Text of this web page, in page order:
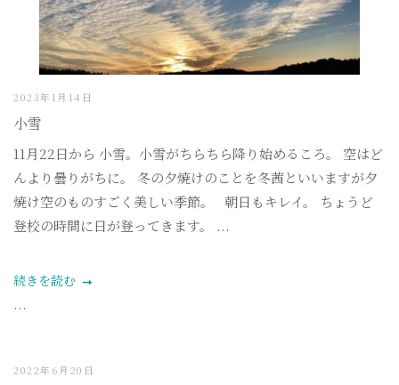
2023年1月14日
小雪
11月22日から 小雪。小雪がちらちら降り始めるころ。 空はど
んより曇りがちに。 冬の夕焼けのことを冬茜といいますが夕
焼け空のものすごく美しい季節。 朝日もキレイ。 ちょうど
登校の時間に日が登ってきます。 ...
続きを読む
...
2022年6月20日